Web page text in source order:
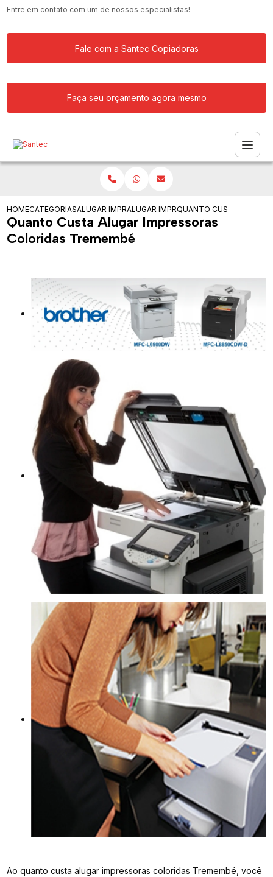
Entre em contato com um de nossos especialistas!
Fale com a Santec Copiadoras
Faça seu orçamento agora mesmo
HOMECATEGORIASALUGAR IMPRESSORAALUGAR IMPRESSORAS PARA
QUANTO CUSTA ALUGAR
Quanto Custa Alugar Impressoras
Coloridas Tremembé
Ao quanto custa alugar impressoras coloridas Tremembé, você